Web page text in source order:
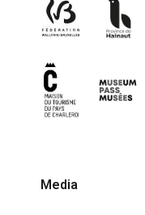
Media